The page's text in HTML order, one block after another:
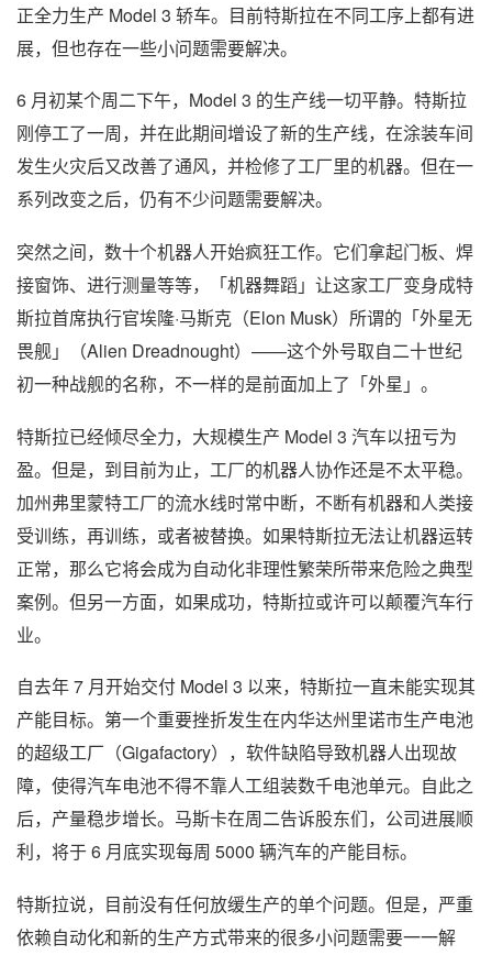
正全力生产 Model 3 轿车。目前特斯拉在不同工序上都有进
展，但也存在一些小问题需要解决。
6 月初某个周二下午，Model 3 的生产线一切平静。特斯拉
刚停工了一周，并在此期间增设了新的生产线，在涂装车间
发生火灾后又改善了通风，并检修了工厂里的机器。但在一
系列改变之后，仍有不少问题需要解决。
突然之间，数十个机器人开始疯狂工作。它们拿起门板、焊
接窗饰、进行测量等等，「机器舞蹈」让这家工厂变身成特
斯拉首席执行官埃隆·马斯克（Elon Musk）所谓的「外星无
畏舰」（Alien Dreadnought）——这个外号取自二十世纪
初一种战舰的名称，不一样的是前面加上了「外星」。
特斯拉已经倾尽全力，大规模生产 Model 3 汽车以扭亏为
盈。但是，到目前为止，工厂的机器人协作还是不太平稳。
加州弗里蒙特工厂的流水线时常中断，不断有机器和人类接
受训练，再训练，或者被替换。如果特斯拉无法让机器运转
正常，那么它将会成为自动化非理性繁荣所带来危险之典型
案例。但另一方面，如果成功，特斯拉或许可以颠覆汽车行
业。
自去年 7 月开始交付 Model 3 以来，特斯拉一直未能实现其
产能目标。第一个重要挫折发生在内华达州里诺市生产电池
的超级工厂（Gigafactory），软件缺陷导致机器人出现故
障，使得汽车电池不得不靠人工组装数千电池单元。自此之
后，产量稳步增长。马斯卡在周二告诉股东们，公司进展顺
利，将于 6 月底实现每周 5000 辆汽车的产能目标。
特斯拉说，目前没有任何放缓生产的单个问题。但是，严重
依赖自动化和新的生产方式带来的很多小问题需要一一解